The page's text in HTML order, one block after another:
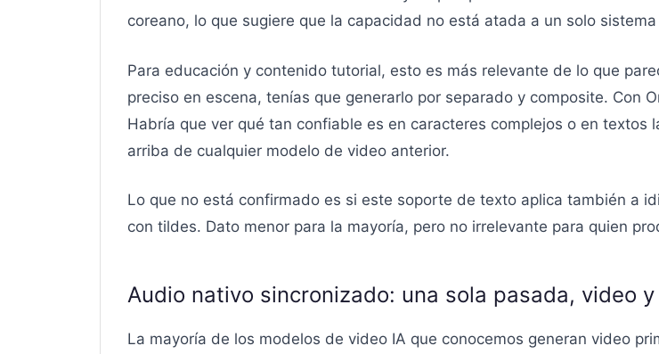
coreano, lo que sugiere que la capacidad no está atada a un solo
Para educación y contenido tutorial, esto es más relevante de lo que
preciso en escena, tenías que generarlo por separado y composite. Con
Habría que ver qué tan confiable es en caracteres complejos o en
arriba de cualquier modelo de video anterior.
Lo que no está confirmado es si este soporte de texto aplica también a
con tildes. Dato menor para la mayoría, pero no irrelevante para quien
Audio nativo sincronizado: una sola pasada, video
La mayoría de los modelos de video IA que conocemos generan video